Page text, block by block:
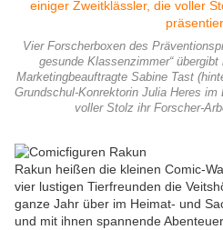
Vier Forscherboxen des
gesunde Klassenzimmer“
Marketingbeauftragte Sabine Tast
Grundschul-Konrektorin Julia Heres
voller Stolz ihr Forscher-
Rakun heißen die kleinen Comic-
vier lustigen Tierfreunden die
ganze Jahr über im Heimat- und
und mit ihnen spannende